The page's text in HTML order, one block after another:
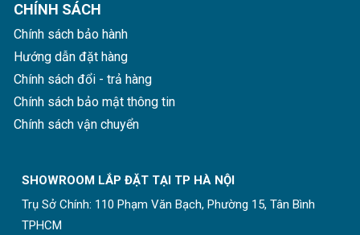
CHÍNH SÁCH
Chính sách bảo hành
Hướng dẫn đặt hàng
Chính sách đổi - trả hàng
Chính sách bảo mật thông tin
Chính sách vận chuyển
SHOWROOM LẮP ĐẶT TẠI TP HÀ NỘI
Trụ Sở Chính: 110 Phạm Văn Bạch, Phường 15, Tân Bình
TPHCM